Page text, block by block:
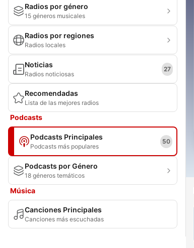
Radios por género
15 géneros musicales
Radios por regiones
Radios locales
Noticias
Radios noticiosas
27
Recomendadas
Lista de las mejores radios
Podcasts
Podcasts Principales
Podcasts más populares
50
Podcasts por Género
18 géneros temáticos
Música
Canciones Principales
Canciones más escuchadas